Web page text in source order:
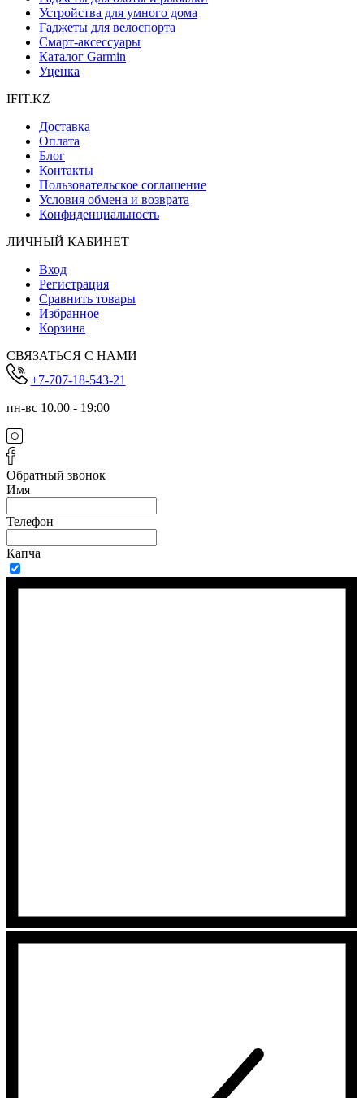
Устройства для умного дома
Гаджеты для велоспорта
Смарт-аксессуары
Каталог Garmin
Уценка
IFIT.KZ
Доставка
Оплата
Блог
Контакты
Пользовательское соглашение
Условия обмена и возврата
Конфиденциальность
ЛИЧНЫЙ КАБИНЕТ
Вход
Регистрация
Сравнить товары
Избранное
Корзина
СВЯЗАТЬСЯ С НАМИ
+7-707-18-543-21
пн-вс 10.00 - 19:00
Обратный звонок
Имя
Телефон
Капча